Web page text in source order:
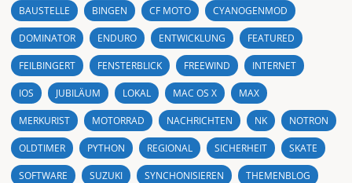
BAUSTELLE BINGEN CF MOTO CYANOGENMOD
DOMINATOR ENDURO ENTWICKLUNG FEATURED
FEILBINGERT FENSTERBLICK FREEWIND INTERNET
IOS JUBILÄUM LOKAL MAC OS X MAX
MERKURIST MOTORRAD NACHRICHTEN NK NOTRON
OLDTIMER PYTHON REGIONAL SICHERHEIT SKATE
SOFTWARE SUZUKI SYNCHONISIEREN THEMENBLOG